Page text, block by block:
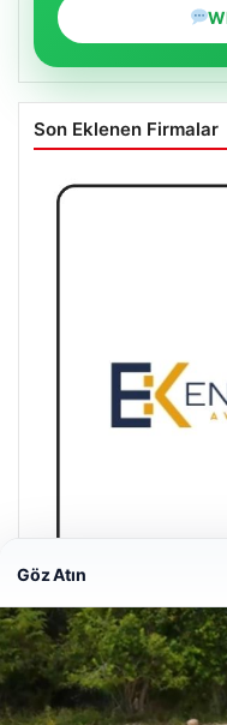
Son Eklenen Firmalar
Enes Kaplan
28/04/2026
Web sitemizi nasıl
Göz Atın